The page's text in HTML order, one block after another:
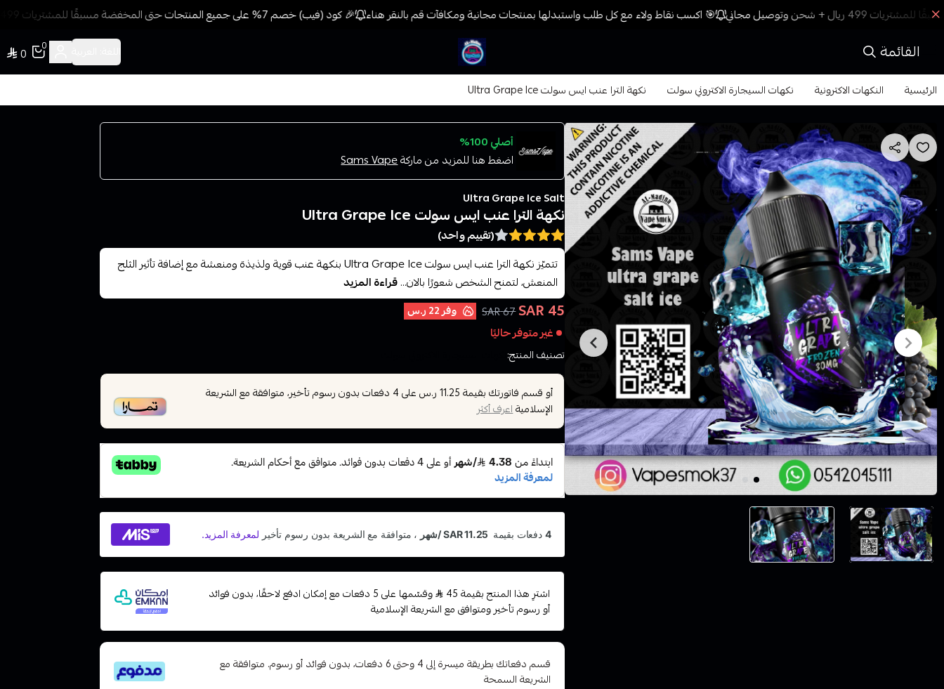
🎯 اكسب نقاط ولاء مع كل طلب واستبدلها بمنتجات مجانية ومكافآت قم بالنقر هناء 🎉 كود (فيب) خصم 7% على جميع المنتجات حتى المخفضة مسبقًا للمشتريات 499 ريال + شحن وتوصيل مجاني
القائمة فيب المدينة
0
0
الرئيسية النكهات الاكترونية نكهات السيجارة الاكتروني سولت نكهة الترا عنب ايس سولت Ultra Grape Ice
أصلي 100%
اضغط هنا للمزيد من ماركةSams Vape
Ultra Grape Ice Salt
نكهة الترا عنب ايس سولت Ultra Grape Ice
(تقييم واحد)
تتميّز نكهة الترا عنب ايس سولت Ultra Grape Ice بنكهة عنب قوية ولذيذة ومنعشة مع إضافة تأثير الثلج
المنعش، لتمنح الشخص شعورًا بالان...قراءة المزيد
45 SAR
67 SAR وفر22 ر.س
غير متوفر حاليًا
تصنيف المنتج:
أو قسم فاتورتك بقيمة 11.25 ر.س على4 دفعات بدون رسوم تأخير، متوافقة مع الشريعة
الإسلاميةاعرف أكثر
اشترِ هذا المنتج بقيمة 45
وقسّمها على 5 دفعات مع إمكان ادفع لاحقًا، بدون فوائد
أو رسوم تأخير ومتوافق مع الشريعة الإسلامية
قسم دفعاتك بطريقة ميسرة إلى 4 وحتى 6 دفعات، بدون فوائد أو رسوم. متوافقة مع
الشريعة السمحة